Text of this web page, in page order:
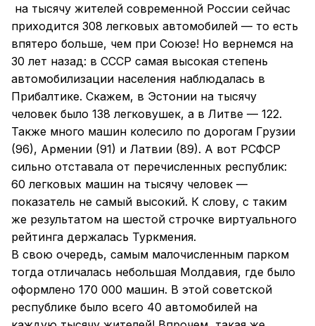
на тысячу жителей современной России сейчас
приходится 308 легковых автомобилей — то есть
впятеро больше, чем при Союзе! Но вернемся на
30 лет назад: в СССР самая высокая степень
автомобилизации населения наблюдалась в
Прибалтике. Скажем, в Эстонии на тысячу
человек было 138 легковушек, а в Литве — 122.
Также много машин колесило по дорогам Грузии
(96), Армении (91) и Латвии (89). А вот РСФСР
сильно отставала от перечисленных республик:
60 легковых машин на тысячу человек —
показатель не самый высокий. К слову, с таким
же результатом на шестой строчке виртуального
рейтинга держалась Туркмения.
В свою очередь, самым малочисленным парком
тогда отличалась небольшая Молдавия, где было
оформлено 170 000 машин. В этой советской
республике было всего 40 автомобилей на